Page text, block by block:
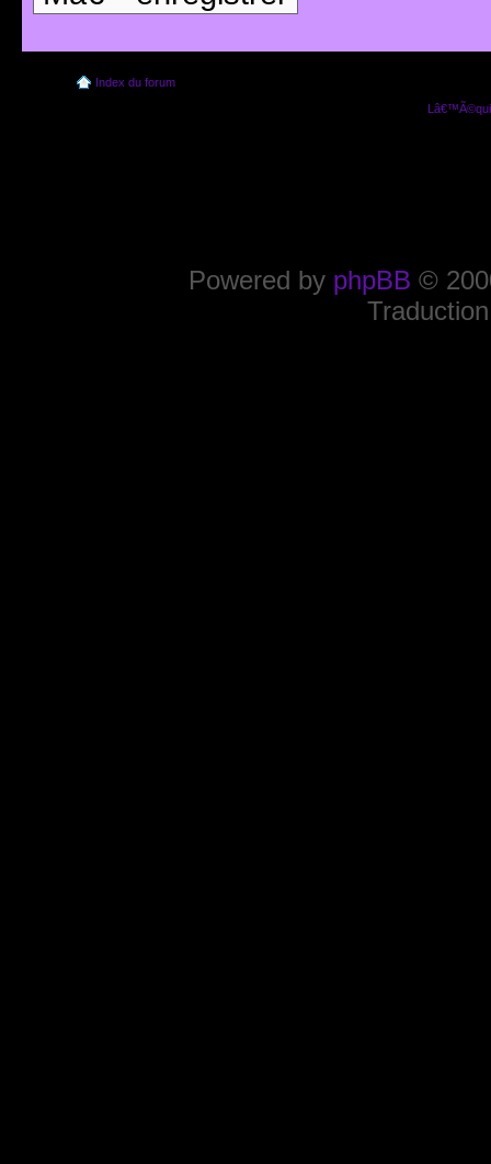
Index du forum
Powered by phpBB ©